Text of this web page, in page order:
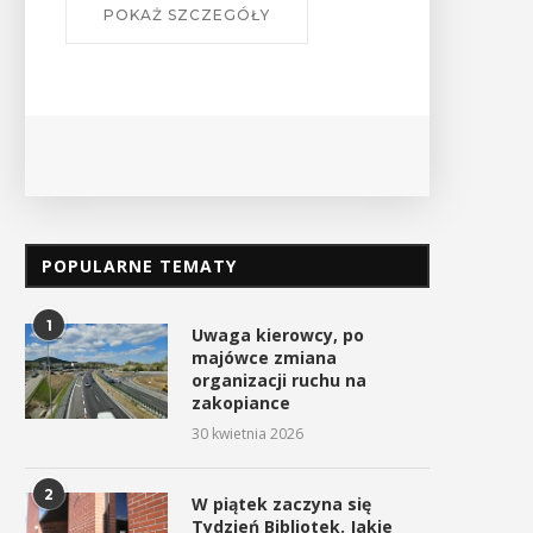
POKAŻ SZCZEGÓŁY
POPULARNE TEMATY
1
Uwaga kierowcy, po
majówce zmiana
organizacji ruchu na
zakopiance
30 kwietnia 2026
2
W piątek zaczyna się
Tydzień Bibliotek. Jakie